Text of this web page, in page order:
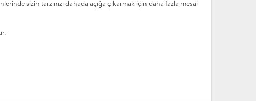
sizin tarzınızı dahada açığa çıkarmak için daha fazla mesai